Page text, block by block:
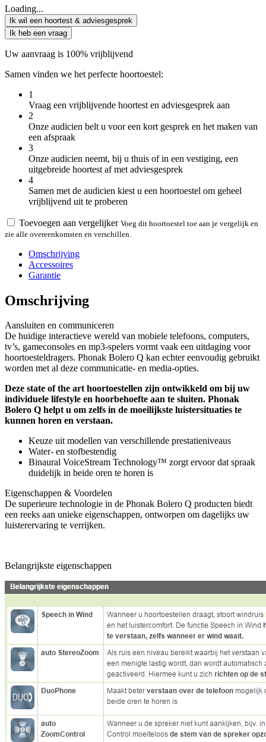
Loading...
Ik wil een hoortest & adviesgesprek
Ik heb een vraag
Uw aanvraag is 100% vrijblijvend
Samen vinden we het perfecte hoortoestel:
1
Vraag een vrijblijvende hoortest en adviesgesprek aan
2
Onze audicien belt u voor een kort gesprek en het maken van
een afspraak
3
Onze audicien neemt, bij u thuis of in een vestiging, een
uitgebreide hoortest af met adviesgesprek
4
Samen met de audicien kiest u een hoortoestel om geheel
vrijblijvend uit te proberen
Toevoegen aan vergelijker Voeg dit hoortoestel toe aan je vergelijk en
zie alle overeenkomsten en verschillen.
Omschrijving
Accessoires
Garantie
Omschrijving
Aansluiten en communiceren
De huidige interactieve wereld van mobiele telefoons, computers,
tv’s, gameconsoles en mp3-spelers vormt vaak een uitdaging voor
hoortoesteldragers. Phonak Bolero Q kan echter eenvoudig gebruikt
worden met al deze communicatie- en media-opties.
Deze state of the art hoortoestellen zijn ontwikkeld om bij uw
individuele lifestyle en hoorbehoefte aan te sluiten. Phonak
Bolero Q helpt u om zelfs in de moeilijkste luistersituaties te
kunnen horen en verstaan.
Keuze uit modellen van verschillende prestatieniveaus
Water- en stofbestendig
Binaural VoiceStream Technology™ zorgt ervoor dat spraak
duidelijk in beide oren te horen is
Eigenschappen & Voordelen
De superieure technologie in de Phonak Bolero Q producten biedt
een reeks aan unieke eigenschappen, ontworpen om dagelijks uw
luisterervaring te verrijken.
Belangrijkste eigenschappen